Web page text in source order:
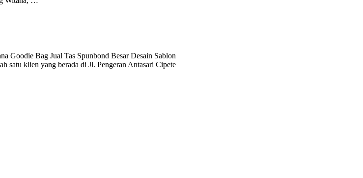
Goodie Bag Jual Tas Spunbond Besar Desain Sablon
satu klien yang berada di Jl. Pengeran Antasari Cipete